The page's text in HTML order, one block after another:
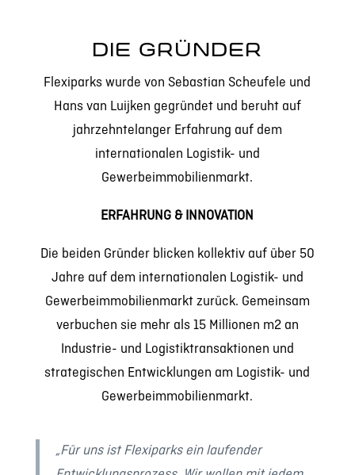
DIE GRÜNDER
Flexiparks wurde von Sebastian Scheufele und
Hans van Luijken gegründet und beruht auf
jahrzehntelanger Erfahrung auf dem
internationalen Logistik- und
Gewerbeimmobilienmarkt.
ERFAHRUNG & INNOVATION
Die beiden Gründer blicken kollektiv auf über 50
Jahre auf dem internationalen Logistik- und
Gewerbeimmobilienmarkt zurück. Gemeinsam
verbuchen sie mehr als 15 Millionen m2 an
Industrie- und Logistiktransaktionen und
strategischen Entwicklungen am Logistik- und
Gewerbeimmobilienmarkt.
„Für uns ist Flexiparks ein laufender